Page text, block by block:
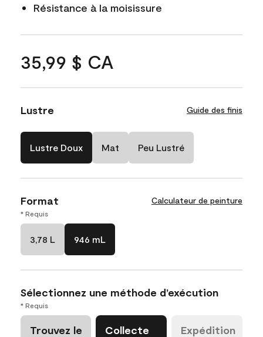
Résistance à la moisissure
35,99 $ CA
Lustre Guide des finis
Lustre Doux Mat Peu Lustré
Format Calculateur de peinture
* Requis
3,78 L 946 mL
Sélectionnez une méthode d’exécution
* Requis
Trouvez le
Collecte
Expédition